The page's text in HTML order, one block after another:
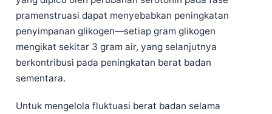
pramenstruasi dapat menyebabkan peningkatan
penyimpanan glikogen—setiap gram glikogen
mengikat sekitar 3 gram air, yang selanjutnya
berkontribusi pada peningkatan berat badan
sementara.
Untuk mengelola fluktuasi berat badan selama
Русский
Lietuvių kalba
Polski
Slovenščina